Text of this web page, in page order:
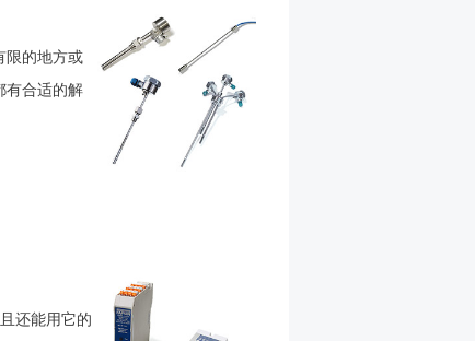
的地方或
有合适的解
还能用它的